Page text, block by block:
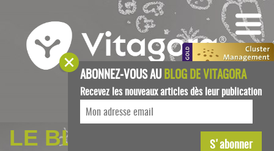
LE BLOG DE
ABONNEZ-VOUS AUBLOG DE VITAGORA
Recevez les nouveaux articles dès leur publication